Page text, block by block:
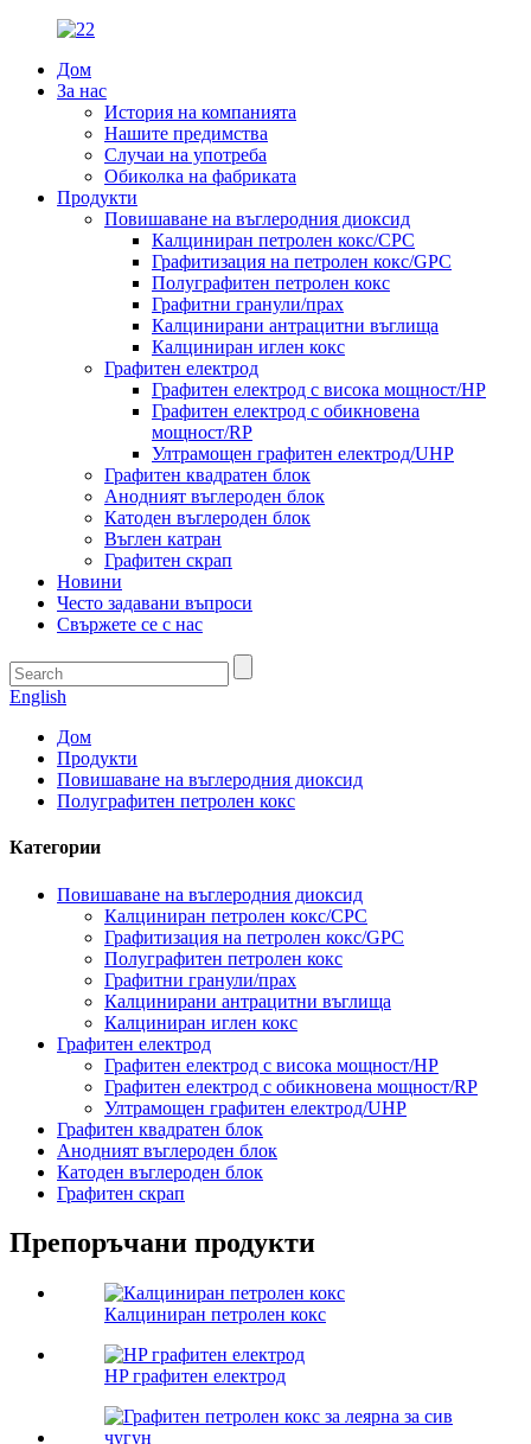
Дом
За нас
История на компанията
Нашите предимства
Случаи на употреба
Обиколка на фабриката
Продукти
Повишаване на въглеродния диоксид
Калциниран петролен кокс/CPC
Графитизация на петролен кокс/GPC
Полуграфитен петролен кокс
Графитни гранули/прах
Калцинирани антрацитни въглища
Калциниран иглен кокс
Графитен електрод
Графитен електрод с висока мощност/HP
Графитен електрод с обикновена
мощност/RP
Ултрамощен графитен електрод/UHP
Графитен квадратен блок
Анодният въглероден блок
Катоден въглероден блок
Въглен катран
Графитен скрап
Новини
Често задавани въпроси
Свържете се с нас
English
Дом
Продукти
Повишаване на въглеродния диоксид
Полуграфитен петролен кокс
Категории
Повишаване на въглеродния диоксид
Калциниран петролен кокс/CPC
Графитизация на петролен кокс/GPC
Полуграфитен петролен кокс
Графитни гранули/прах
Калцинирани антрацитни въглища
Калциниран иглен кокс
Графитен електрод
Графитен електрод с висока мощност/HP
Графитен електрод с обикновена мощност/RP
Ултрамощен графитен електрод/UHP
Графитен квадратен блок
Анодният въглероден блок
Катоден въглероден блок
Графитен скрап
Препоръчани продукти
Калциниран петролен кокс
HP графитен електрод